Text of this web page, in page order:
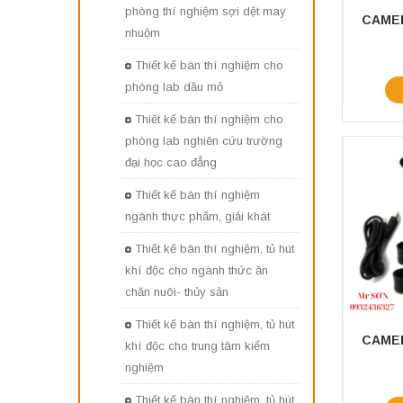
phòng thí nghiệm sợi dệt may
nhuộm
Thiết kế bàn thí nghiệm cho
phòng lab dầu mỏ
Thiết kế bàn thí nghiệm cho
phòng lab nghiên cứu trường
đại học cao đẳng
Thiết kế bàn thí nghiệm
ngành thực phẩm, giải khát
Thiết kế bàn thí nghiệm, tủ hút
khí độc cho ngành thức ăn
chăn nuôi- thủy sản
Thiết kế bàn thí nghiệm, tủ hút
khí độc cho trung tâm kiểm
nghiệm
Thiết kế bàn thí nghiệm, tủ hút